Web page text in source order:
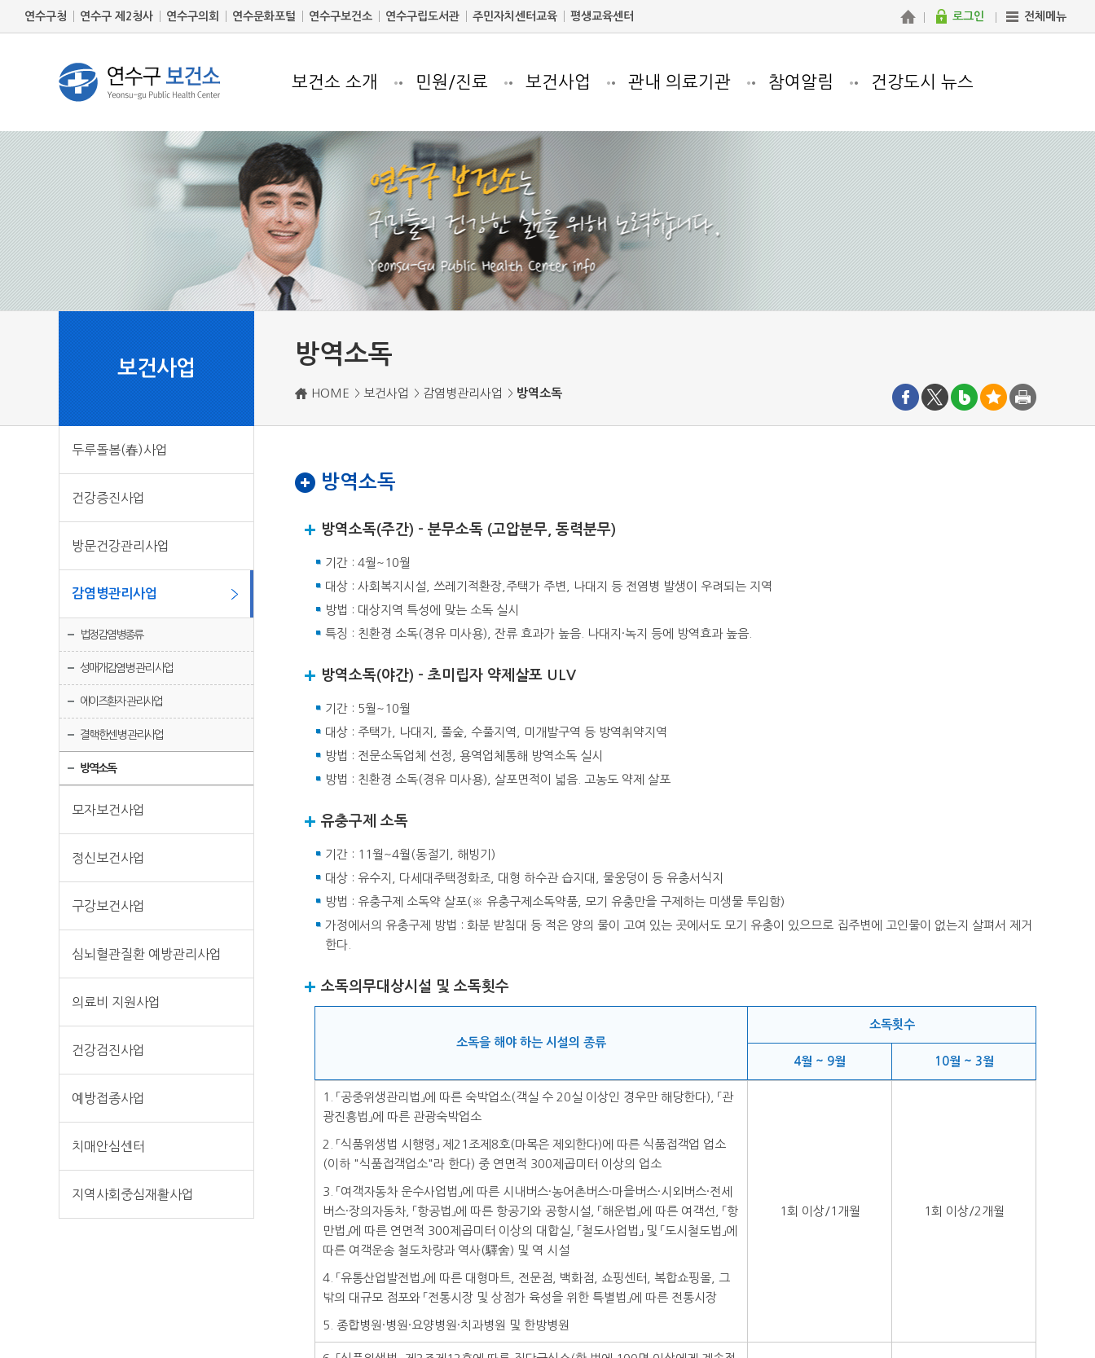
연수구청 연수구 제2청사 연수구의회 연수문화포털 연수구보건소 연수구립도서관 주민자치센터교육 평생교육센터 로그인 전체메뉴
보건소 소개 민원/진료 보건사업 관내 의료기관 참여알림 건강도시 뉴스
보건사업
두루돌봄(春)사업
건강증진사업
방문건강관리사업
감염병관리사업
법정감염병종류
성매개감염병 관리 사업
에이즈환자 관리사업
결핵·한센병 관리사업
방역소독
모자보건사업
정신보건사업
구강보건사업
심뇌혈관질환 예방관리사업
의료비 지원사업
건강검진사업
예방접종사업
치매안심센터
지역사회중심재활사업
방역소독
HOME 보건사업 감염병관리사업 방역소독
방역소독
방역소독(주간) - 분무소독 (고압분무, 동력분무)
기간 : 4월~10월
대상 : 사회복지시설, 쓰레기적환장,주택가 주변, 나대지 등 전염병 발생이 우려되는 지역
방법 : 대상지역 특성에 맞는 소독 실시
특징 : 친환경 소독(경유 미사용), 잔류 효과가 높음. 나대지·녹지 등에 방역효과 높음.
방역소독(야간) - 초미립자 약제살포 ULV
기간 : 5월~10월
대상 : 주택가, 나대지, 풀숲, 수풀지역, 미개발구역 등 방역취약지역
방법 : 전문소독업체 선정, 용역업체통해 방역소독 실시
방법 : 친환경 소독(경유 미사용), 살포면적이 넓음. 고농도 약제 살포
유충구제 소독
기간 : 11월~4월(동절기, 해빙기)
대상 : 유수지, 다세대주택정화조, 대형 하수관 습지대, 물웅덩이 등 유충서식지
방법 : 유충구제 소독약 살포(※ 유충구제소독약품, 모기 유충만을 구제하는 미생물 투입함)
가정에서의 유충구제 방법 : 화분 받침대 등 적은 양의 물이 고여 있는 곳에서도 모기 유충이 있으므로 집주변에 고인물이 없는지 살펴서 제거
한다.
소독의무대상시설 및 소독횟수
소독을 해야 하는 시설의 종류
소독횟수
4월 ~ 9월 10월 ~ 3월
1. 「공중위생관리법」에 따른 숙박업소(객실 수 20실 이상인 경우만 해당한다), 「관
광진흥법」에 따른 관광숙박업소
2. 「식품위생법 시행령」 제21조제8호(마목은 제외한다)에 따른 식품접객업 업소
(이하 "식품접객업소"라 한다) 중 연면적 300제곱미터 이상의 업소
3. 「여객자동차 운수사업법」에 따른 시내버스·농어촌버스·마을버스·시외버스·전세
버스·장의자동차, 「항공법」에 따른 항공기와 공항시설, 「해운법」에 따른 여객선, 「항
만법」에 따른 연면적 300제곱미터 이상의 대합실, 「철도사업법」 및 「도시철도법」에
따른 여객운송 철도차량과 역사(驛舍) 및 역 시설
4. 「유통산업발전법」에 따른 대형마트, 전문점, 백화점, 쇼핑센터, 복합쇼핑몰, 그
밖의 대규모 점포와 「전통시장 및 상점가 육성을 위한 특별법」에 따른 전통시장
5. 종합병원·병원·요양병원·치과병원 및 한방병원
1회 이상/1개월 1회 이상/2개월